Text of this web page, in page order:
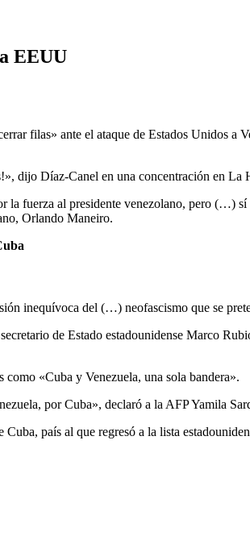
EEUU
filas» ante el ataque de Estados Unidos
dijo Díaz-Canel en una concentración en
fuerza al presidente venezolano, pero (…)
Orlando Maneiro.
inequívoca del (…) neofascismo que se
de Estado estadounidense Marco
«Cuba y Venezuela, una sola bandera».
por Cuba», declaró a la AFP Yamila
país al que regresó a la lista